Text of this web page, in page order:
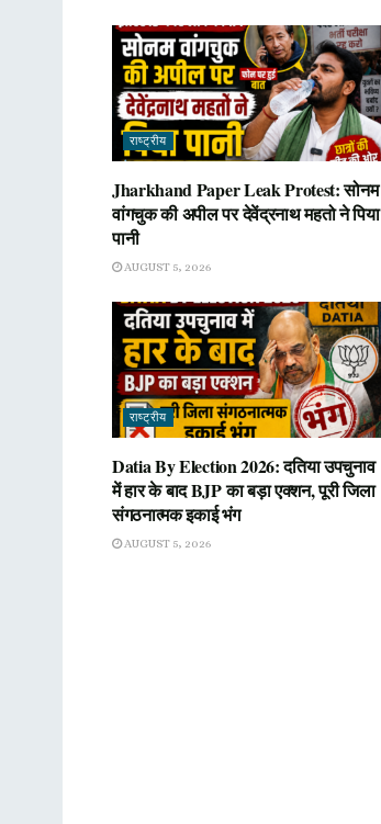
राष्ट्रीय
Jharkhand Paper Leak Protest: सोनम
वांगचुक की अपील पर देवेंद्रनाथ महतो ने पिया
पानी
AUGUST 5, 2026
राष्ट्रीय
Datia By Election 2026: दतिया उपचुनाव
में हार के बाद BJP का बड़ा एक्शन, पूरी जिला
संगठनात्मक इकाई भंग
AUGUST 5, 2026